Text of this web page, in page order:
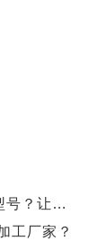
号？让…
工厂家？